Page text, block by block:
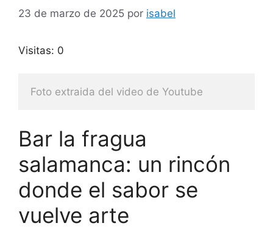
23 de marzo de 2025 por isabel
Visitas: 0
Foto extraida del video de Youtube
Bar la fragua
salamanca: un rincón
donde el sabor se
vuelve arte